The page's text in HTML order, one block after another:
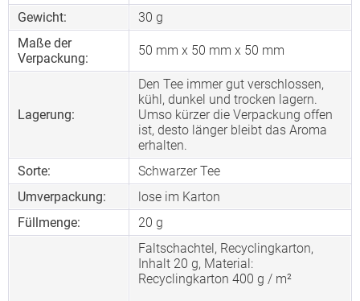
Gewicht:
30 g
Maße der
Verpackung:
50 mm x 50 mm x 50 mm
Lagerung:
Den Tee immer gut verschlossen,
kühl, dunkel und trocken lagern.
Umso kürzer die Verpackung offen
ist, desto länger bleibt das Aroma
erhalten.
Sorte:
Schwarzer Tee
Umverpackung:
lose im Karton
Füllmenge:
20 g
Faltschachtel, Recyclingkarton,
Inhalt 20 g, Material:
Recyclingkarton 400 g / m²